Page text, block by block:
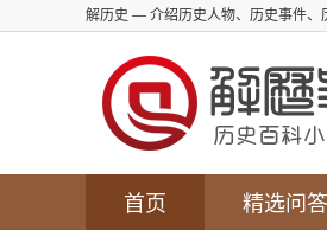
解历史 — 介绍历史人物、历史事件、
首页 精选问答